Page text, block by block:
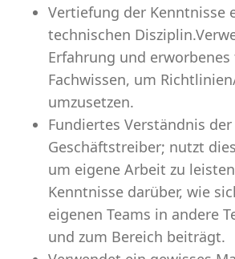
Vertiefung der Kenntnisse
technischen
Erfahrung und erworbenes
Fachwissen, um
umzusetzen.
Fundiertes Verständnis
Geschäftstreiber; nutzt
um eigene Arbeit zu
Kenntnisse darüber, wie
eigenen Teams in andere
und zum Bereich beiträgt.